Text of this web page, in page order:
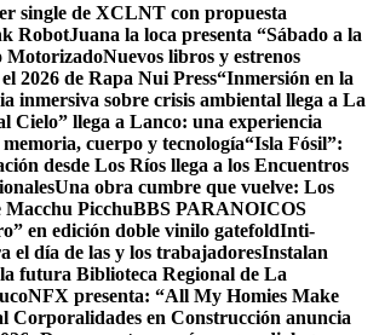
single de XCLNT con propuesta
RobotJuana la loca presenta “Sábado a la
MotorizadoNuevos libros y estrenos
2026 de Rapa Nui Press“Inmersión en la
inmersiva sobre crisis ambiental llega a La
Cielo” llega a Lanco: una experiencia
cuerpo y tecnología“Isla Fósil”:
desde Los Ríos llega a los Encuentros
Una obra cumbre que vuelve: Los
Macchu PicchuBBS PARANOICOS
en edición doble vinilo gatefoldInti-
el día de las y los trabajadoresInstalan
futura Biblioteca Regional de La
NFX presenta: “All My Homies Make
Corporalidades en Construcción anuncia